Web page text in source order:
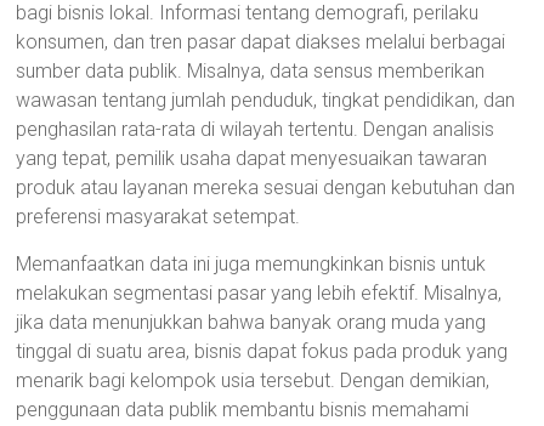
bagi bisnis lokal. Informasi tentang demografi, perilaku
konsumen, dan tren pasar dapat diakses melalui berbagai
sumber data publik. Misalnya, data sensus memberikan
wawasan tentang jumlah penduduk, tingkat pendidikan, dan
penghasilan rata-rata di wilayah tertentu. Dengan analisis
yang tepat, pemilik usaha dapat menyesuaikan tawaran
produk atau layanan mereka sesuai dengan kebutuhan dan
preferensi masyarakat setempat.
Memanfaatkan data ini juga memungkinkan bisnis untuk
melakukan segmentasi pasar yang lebih efektif. Misalnya,
jika data menunjukkan bahwa banyak orang muda yang
tinggal di suatu area, bisnis dapat fokus pada produk yang
menarik bagi kelompok usia tersebut. Dengan demikian,
penggunaan data publik membantu bisnis memahami